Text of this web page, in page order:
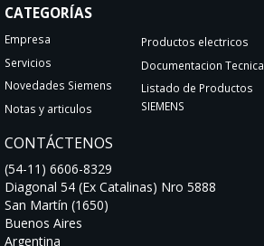
CATEGORÍAS
Empresa
Servicios
Novedades Siemens
Notas y articulos
Productos electricos
Documentacion Tecnica
Listado de Productos
SIEMENS
CONTÁCTENOS
(54-11) 6606-8329
Diagonal 54 (Ex Catalinas) Nro 5888
San Martín (1650)
Buenos Aires
Argentina